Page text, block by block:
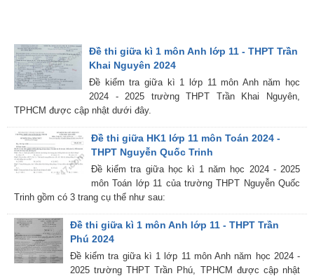
Đề thi giữa kì 1 môn Anh lớp 11 - THPT Trần
Khai Nguyên 2024
Đề kiểm tra giữa kì 1 lớp 11 môn Anh năm học
2024 - 2025 trường THPT Trần Khai Nguyên,
TPHCM được cập nhật dưới đây.
Đề thi giữa HK1 lớp 11 môn Toán 2024 -
THPT Nguyễn Quốc Trinh
Đề kiểm tra giữa học kì 1 năm học 2024 - 2025
môn Toán lớp 11 của trường THPT Nguyễn Quốc
Trinh gồm có 3 trang cụ thể như sau:
Đề thi giữa kì 1 môn Anh lớp 11 - THPT Trần
Phú 2024
Đề kiểm tra giữa kì 1 lớp 11 môn Anh năm học 2024 -
2025 trường THPT Trần Phú, TPHCM được cập nhật